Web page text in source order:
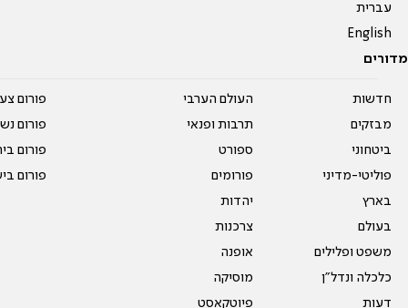
עברית
English
מדורים
חדשות
מבזקים
ביטחוני
פוליטי-מדיני
בארץ
בעולם
משפט ופלילים
כלכלה ונדל"ן
דעות
העולם הערבי
תרבות ופנאי
ספורט
פורומים
יהדות
צרכנות
אופנה
מוסיקה
פיוטקאסט
פורום
פורום
פורום
פורום